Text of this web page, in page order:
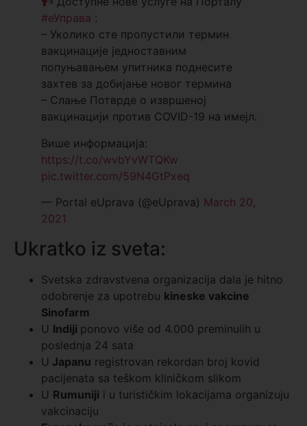
#еУправа :
– Уколико сте пропустили термин
вакцинације једноставним
попуњавањем упитника поднесите
захтев за добијање новог термина
– Слање Потврде о извршеној
вакцинацији против COVID-19 на имејл.
Више информација:
https://t.co/wvbYvWTQKw
pic.twitter.com/59N4GtPxeq
— Portal eUprava (@eUprava) March 20,
2021
Ukratko iz sveta:
Svetska zdravstvena organizacija dala je hitno
odobrenje za upotrebu kineske vakcine
Sinofarm
U Indiji ponovo više od 4.000 preminulih u
poslednja 24 sata
U Japanu registrovan rekordan broj kovid
pacijenata sa teškom kliničkom slikom
U Rumuniji i u turističkim lokacijama organizuju
vakcinaciju